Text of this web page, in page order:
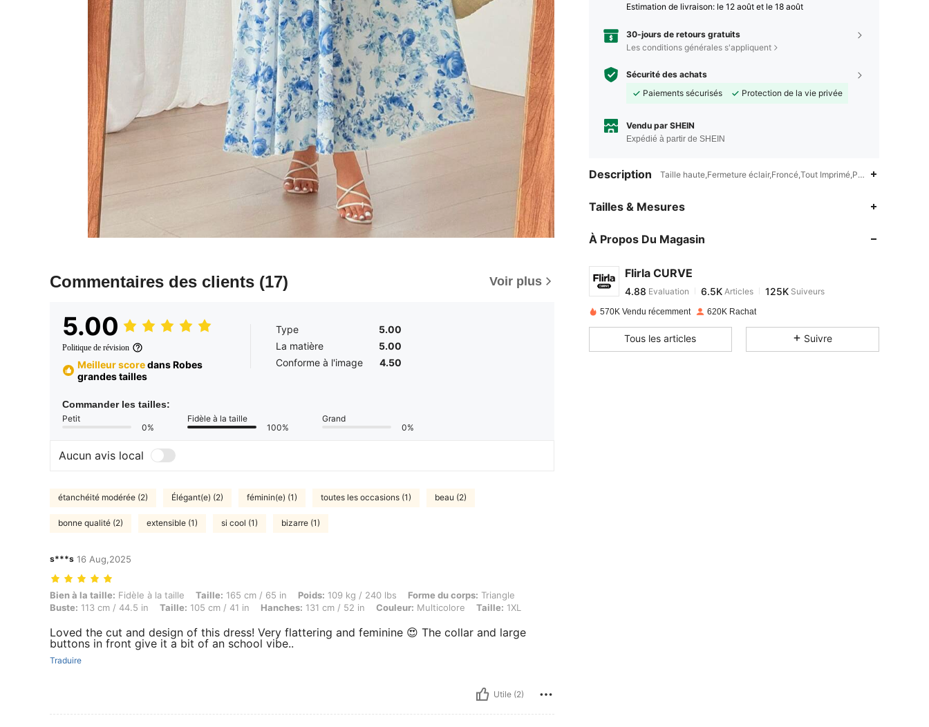
Commentaires des clients (17) Voir plus
5.00
Politique de révision
Meilleur scoredans Robes
grandes tailles
Type
5.00
La matière
5.00
Conforme à l'image
4.50
Commander les tailles:
Petit
0%
Fidèle à la taille
100%
Grand
0%
Aucun avis local
étanchéité modérée (2) Élégant(e) (2) féminin(e) (1) toutes les occasions (1) beau (2)
bonne qualité (2) extensible (1) si cool (1) bizarre (1)
s***s 16 Aug,2025
Bien à la taille: Fidèle à la taille, Taille: 165 cm / 65 in, Poids: 109 kg / 240 lbs, Forme du corps: Triangle, Buste: 113 cm / 44.5 in, Taille: 105 cm / 41 in, Hanches: 131 cm / 52 in, Couleur: Multicolore, Taille: 1XL
Bien à la taille: Fidèle à la taille Taille: 165 cm / 65 in Poids: 109 kg / 240 lbs Forme du corps: Triangle
Buste: 113 cm / 44.5 in Taille: 105 cm / 41 in Hanches: 131 cm / 52 in Couleur: Multicolore Taille: 1XL
Loved the cut and design of this dress! Very flattering and feminine 😍 The collar and large
buttons in front give it a bit of an school vibe..
Traduire
Utile (2)
Estimation de livraison: le 12 août et le 18 août
30-jours de retours gratuits
Les conditions générales s'appliquent
Sécurité des achats
Paiements sécurisés
Protection de la vie privée
Vendu par SHEIN
Expédié à partir de SHEIN
Description Taille haute,Fermeture éclair,Froncé,Tout Imprimé,Plantes,Imprimés
Tailles & Mesures
À Propos Du Magasin
Flirla CURVE
4.88 6.5K
4.88Evaluation
e***0payéIl y a 1 jour
570K Vendu récemment 620K Rachat
Tous les articles Suivre